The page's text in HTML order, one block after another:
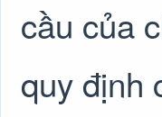
cầu của
quy định